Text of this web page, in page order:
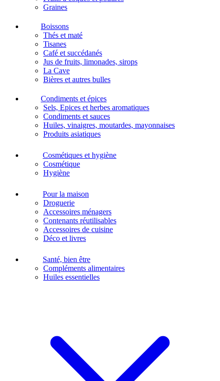
Graines
Boissons
Thés et maté
Tisanes
Café et succédanés
Jus de fruits, limonades, sirops
La Cave
Bières et autres bulles
Condiments et épices
Sels, Epices et herbes aromatiques
Condiments et sauces
Huiles, vinaigres, moutardes, mayonnaises
Produits asiatiques
Cosmétiques et hygiène
Cosmétique
Hygiène
Pour la maison
Droguerie
Accessoires ménagers
Contenants réutilisables
Accessoires de cuisine
Déco et livres
Santé, bien être
Compléments alimentaires
Huiles essentielles